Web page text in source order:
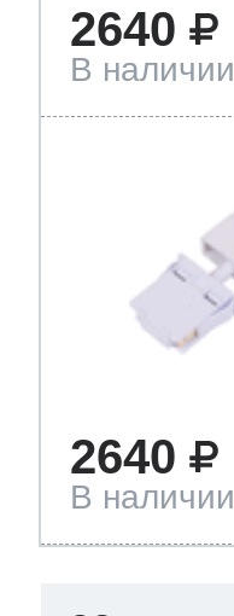
2640
В наличии
2640
В наличии